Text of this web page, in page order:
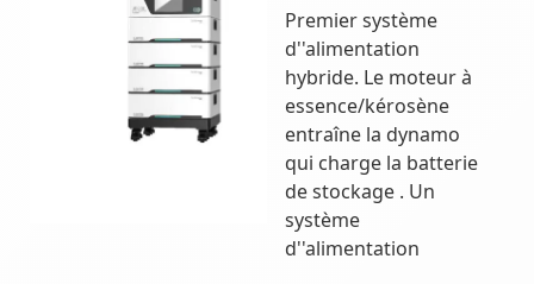
Premier système
d''alimentation
hybride. Le moteur à
essence/kérosène
entraîne la dynamo
qui charge la batterie
de stockage . Un
système
d''alimentation